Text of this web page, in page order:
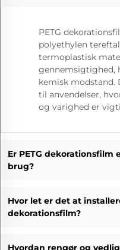
PETG
polyethylen
termoplastisk
gennemsigtighed,
kemisk modstand.
til anvendelser,
og varighed er
Er PETG dekorationsfilm
brug?
Hvor let er det at
dekorationsfilm?
Hvordan rengør og